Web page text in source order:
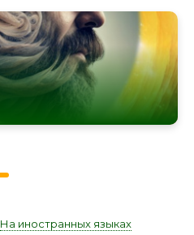
На иностранных языках